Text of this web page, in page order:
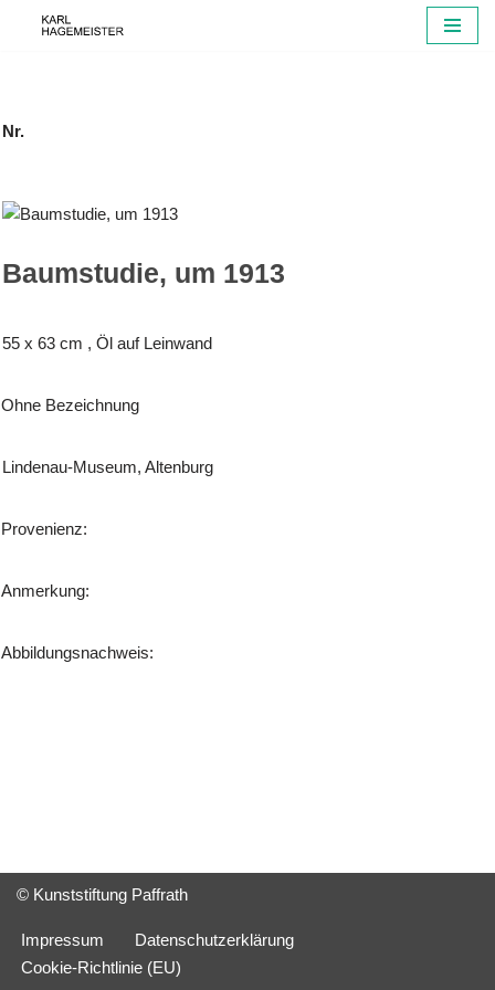
Nr.
Baumstudie, um 1913
55 x 63 cm , Öl auf Leinwand
Ohne Bezeichnung
Lindenau-Museum, Altenburg
Provenienz:
Anmerkung:
Abbildungsnachweis:
© Kunststiftung Paffrath
Impressum
Datenschutzerklärung
Cookie-Richtlinie (EU)